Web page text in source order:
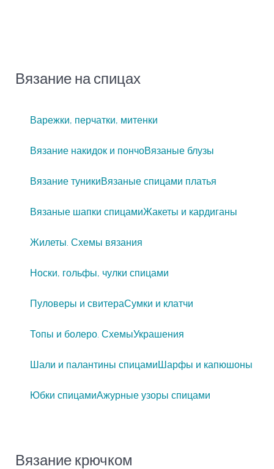
Вязание на спицах
Варежки, перчатки, митенки
Вязание накидок и пончоВязаные блузы
Вязание туникиВязаные спицами платья
Вязаные шапки спицамиЖакеты и кардиганы
Жилеты. Схемы вязания
Носки, гольфы, чулки спицами
Пуловеры и свитераСумки и клатчи
Топы и болеро. СхемыУкрашения
Шали и палантины спицамиШарфы и капюшоны
Юбки спицамиАжурные узоры спицами
Вязание крючком